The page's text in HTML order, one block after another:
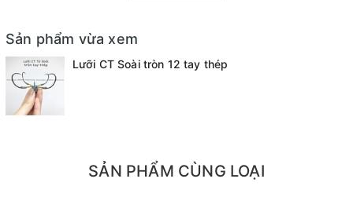
Sản phẩm vừa xem
Lưỡi CT Soài tròn 12 tay thép
SẢN PHẨM CÙNG LOẠI